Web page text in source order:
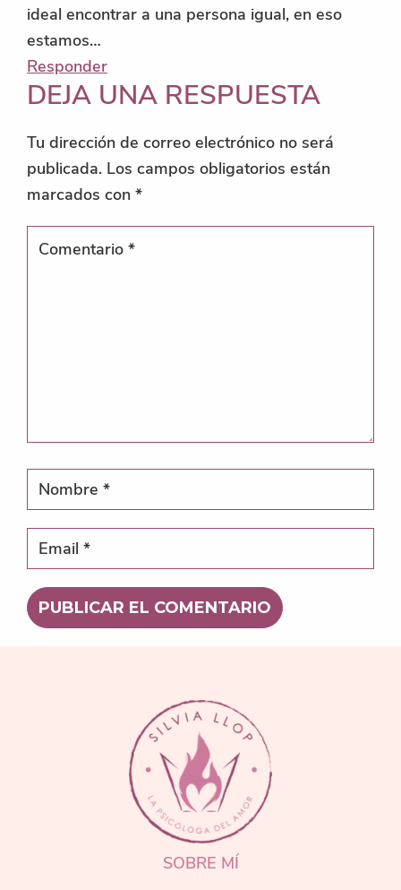
ideal encontrar a una persona igual, en eso
estamos…
Responder
DEJA UNA RESPUESTA
Tu dirección de correo electrónico no será
publicada. Los campos obligatorios están
marcados con *
SOBRE MÍ